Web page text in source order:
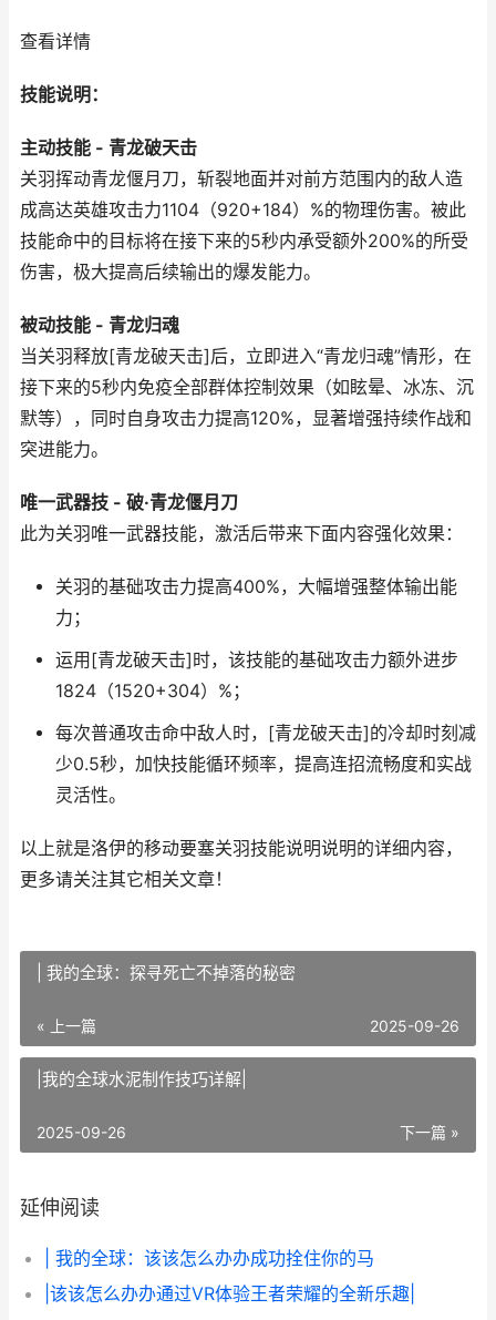
查看详情
技能说明：
主动技能 - 青龙破天击
关羽挥动青龙偃月刀，斩裂地面并对前方范围内的敌人造
成高达英雄攻击力1104（920+184）%的物理伤害。被此
技能命中的目标将在接下来的5秒内承受额外200%的所受
伤害，极大提高后续输出的爆发能力。
被动技能 - 青龙归魂
当关羽释放[青龙破天击]后，立即进入“青龙归魂”情形，在
接下来的5秒内免疫全部群体控制效果（如眩晕、冰冻、沉
默等），同时自身攻击力提高120%，显著增强持续作战和
突进能力。
唯一武器技 - 破·青龙偃月刀
此为关羽唯一武器技能，激活后带来下面内容强化效果：
关羽的基础攻击力提高400%，大幅增强整体输出能
力；
运用[青龙破天击]时，该技能的基础攻击力额外进步
1824（1520+304）%；
每次普通攻击命中敌人时，[青龙破天击]的冷却时刻减
少0.5秒，加快技能循环频率，提高连招流畅度和实战
灵活性。
以上就是洛伊的移动要塞关羽技能说明说明的详细内容，
更多请关注其它相关文章！
| 我的全球：探寻死亡不掉落的秘密
« 上一篇 2025-09-26
|我的全球水泥制作技巧详解|
下一篇 »
2025-09-26
延伸阅读
| 我的全球：该该怎么办办成功拴住你的马
|该该怎么办办通过VR体验王者荣耀的全新乐趣|